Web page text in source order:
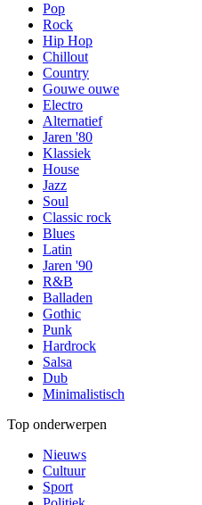
Pop
Rock
Hip Hop
Chillout
Country
Gouwe ouwe
Electro
Alternatief
Jaren '80
Klassiek
House
Jazz
Soul
Classic rock
Blues
Latin
Jaren '90
R&B
Balladen
Gothic
Punk
Hardrock
Salsa
Dub
Minimalistisch
Top onderwerpen
Nieuws
Cultuur
Sport